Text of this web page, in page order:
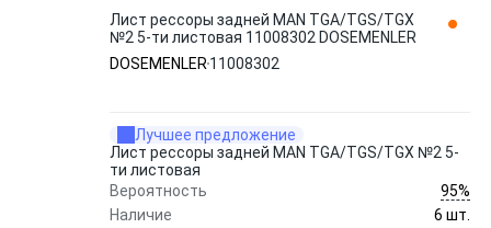
Лист рессоры задней MAN TGA/TGS/TGX
№2 5-ти листовая 11008302 DOSEMENLER
DOSEMENLER 11008302
Лучшее предложение
Лист рессоры задней MAN TGA/TGS/TGX №2 5-
ти листовая
Вероятность
95%
Наличие
6 шт.